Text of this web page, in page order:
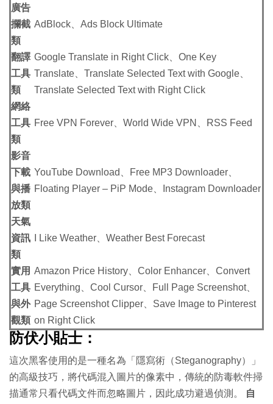
廣告
攔截
類
AdBlock、Ads Block Ultimate
翻譯
工具
類
Google Translate in Right Click、One Key
Translate、Translate Selected Text with Google、
Translate Selected Text with Right Click
網絡
工具
類
Free VPN Forever、World Wide VPN、RSS Feed
影音
下載
與播
放類
YouTube Download、Free MP3 Downloader、
Floating Player – PiP Mode、Instagram Downloader
天氣
資訊
類
I Like Weather、Weather Best Forecast
實用
工具
與外
觀類
Amazon Price History、Color Enhancer、Convert
Everything、Cool Cursor、Full Page Screenshot、
Page Screenshot Clipper、Save Image to Pinterest
on Right Click
防伏小貼士：
這次黑客使用的是一種名為「隱寫術（Steganography）」
的高級技巧，將代碼混入圖片的像素中，傳統的防毒軟件掃
描通常只看代碼文件而忽略圖片，因此成功避過偵測。
自